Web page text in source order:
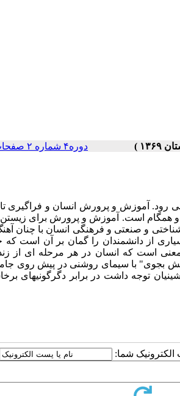
دوره۴ شماره ۲ صفحات ۴۳-۲۶
آموزش و پرورش انسان و فراگیری
همگام است. آموزش و پرورش برای
و صنعتی و فرهنگی انسان با چنان
از دانشمندان را گمان بر آن است
است که انسان در هر مرحله ای از
بجوی" با سیمای روشنی در پیش روی
توجه داشت در برابر دگرگونیهای
الکترونیک شما: